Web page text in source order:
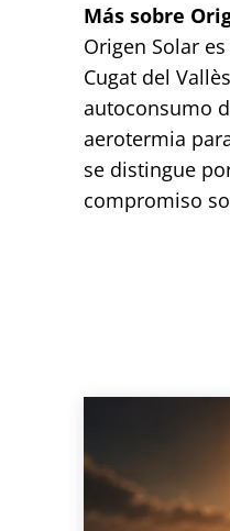
Más sobre
Origen Solar
Cugat del
autoconsumo
aerotermia
se distingue
compromiso